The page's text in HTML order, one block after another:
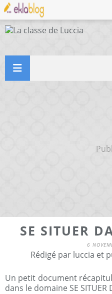
SE SITUER
6
Rédigé par luccia et
Un petit document
dans le domaine SE SITUER